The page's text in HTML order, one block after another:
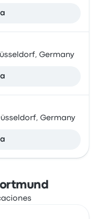
Germany
Germany